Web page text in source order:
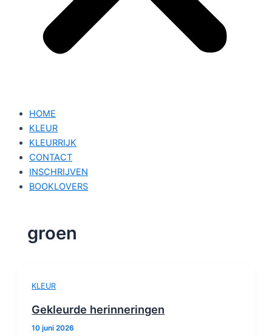
HOME
KLEUR
KLEURRIJK
CONTACT
INSCHRIJVEN
BOOKLOVERS
groen
KLEUR
Gekleurde herinneringen
10 juni 2026